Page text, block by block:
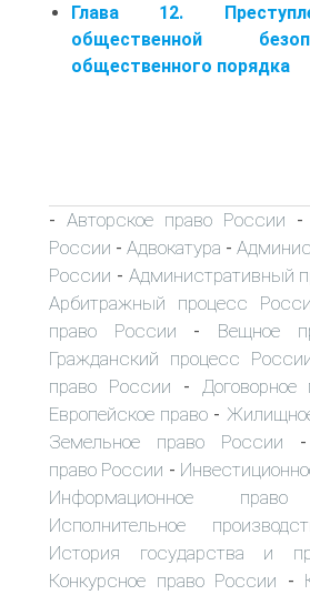
Глава 12.
общественной
общественного порядка
- Авторское право России -
России - Адвокатура -
России - Административный
Арбитражный процесс
право России - Вещное
Гражданский процесс
право России -
Европейское право -
Земельное право России
право России -
Информационное
Исполнительное
История государства и
Конкурсное право России -